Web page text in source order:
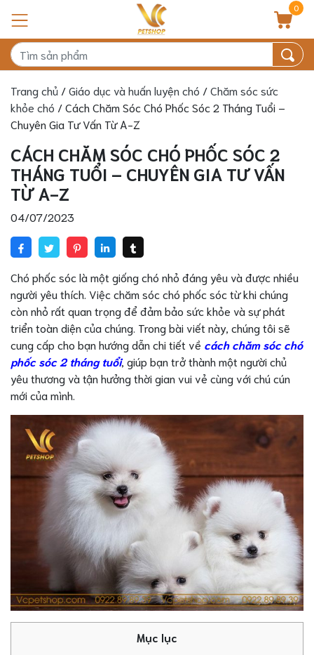
0
Trang chủ /Giáo dục và huấn luyện chó /Chăm sóc sức
khỏe chó / Cách Chăm Sóc Chó Phốc Sóc 2 Tháng Tuổi –
Chuyên Gia Tư Vấn Từ A-Z
CÁCH CHĂM SÓC CHÓ PHỐC SÓC 2
THÁNG TUỔI – CHUYÊN GIA TƯ VẤN
TỪ A-Z
04/07/2023
Chó phốc sóc là một giống chó nhỏ đáng yêu và được nhiều
người yêu thích. Việc chăm sóc chó phốc sóc từ khi chúng
còn nhỏ rất quan trọng để đảm bảo sức khỏe và sự phát
triển toàn diện của chúng. Trong bài viết này, chúng tôi sẽ
cung cấp cho bạn hướng dẫn chi tiết về cách chăm sóc chó
phốc sóc 2 tháng tuổi, giúp bạn trở thành một người chủ
yêu thương và tận hưởng thời gian vui vẻ cùng với chú cún
mới của mình.
Mục lục